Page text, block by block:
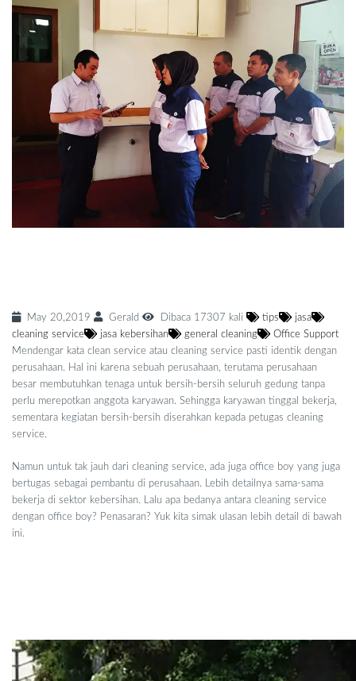
May 20,2019 Gerald Dibaca 17307 kali tips
jasa
cleaning service
jasa kebersihan general cleaning
Office Support
Mendengar kata clean service atau cleaning service pasti identik dengan
perusahaan. Hal ini karena sebuah perusahaan, terutama perusahaan
besar membutuhkan tenaga untuk bersih-bersih seluruh gedung tanpa
perlu merepotkan anggota karyawan. Sehingga karyawan tinggal bekerja,
sementara kegiatan bersih-bersih diserahkan kepada petugas cleaning
service.
Namun untuk tak jauh dari cleaning service, ada juga office boy yang juga
bertugas sebagai pembantu di perusahaan. Lebih detailnya sama-sama
bekerja di sektor kebersihan. Lalu apa bedanya antara cleaning service
dengan office boy? Penasaran? Yuk kita simak ulasan lebih detail di bawah
ini.